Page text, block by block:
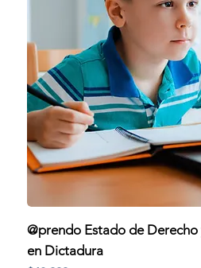
@prendo Estado de
en Dictadura